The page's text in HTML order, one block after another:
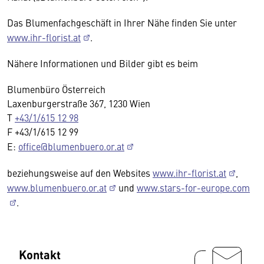
Das Blumenfachgeschäft in Ihrer Nähe finden Sie unter
www.ihr-florist.at
.
Nähere Informationen und Bilder gibt es beim
Blumenbüro Österreich
Laxenburgerstraße 367, 1230 Wien
T+43/1/615 12 98
F +43/1/615 12 99
E: office@blumenbuero.or.at
beziehungsweise auf den Websites www.ihr-florist.at
www.blumenbuero.or.at
und www.stars-for-europe.com
.
Kontakt